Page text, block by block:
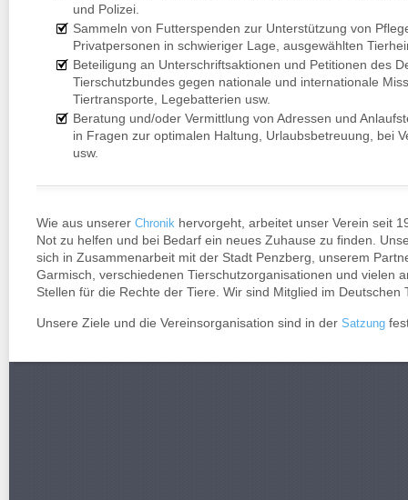
und Polizei.
Sammeln von Futterspenden zur Unterstützung von
Privatpersonen in schwieriger Lage, ausgewählten
Beteiligung an Unterschriftsaktionen und Petitionen des
Tierschutzbundes gegen nationale und internationale
Tiertransporte, Legebatterien usw.
Beratung und/oder Vermittlung von Adressen und
in Fragen zur optimalen Haltung, Urlaubsbetreuung, bei
usw.
Wie aus unserer Chronik hervorgeht, arbeitet unser Verein seit
Not zu helfen und bei Bedarf ein neues Zuhause zu finden.
sich in Zusammenarbeit mit der Stadt Penzberg, unserem
Garmisch, verschiedenen Tierschutzorganisationen und vielen
Stellen für die Rechte der Tiere. Wir sind Mitglied im Deutschen
Unsere Ziele und die Vereinsorganisation sind in der Satzung